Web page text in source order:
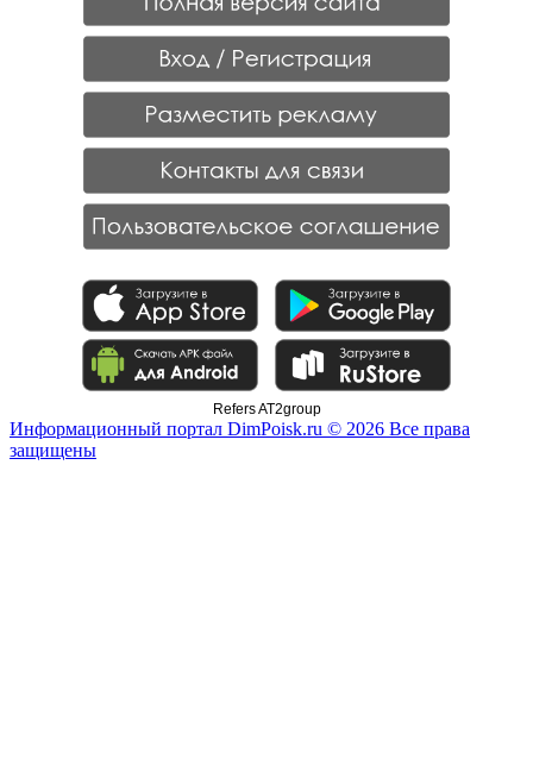
Refers AT2group
Информационный портал DimPoisk.ru © 2026 Все права
защищены